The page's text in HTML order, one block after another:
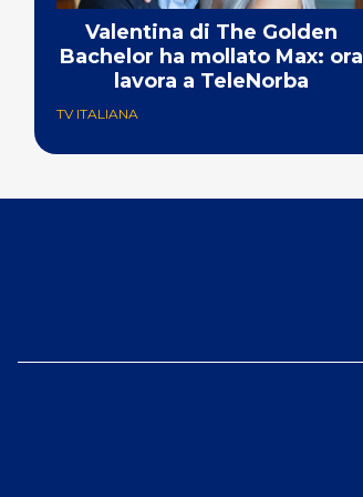
Valentina di The Golden
Bachelor ha mollato Max: ora
lavora a TeleNorba
TV ITALIANA